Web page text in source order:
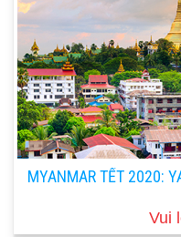
MYANMAR TẾT 2020:
Vui